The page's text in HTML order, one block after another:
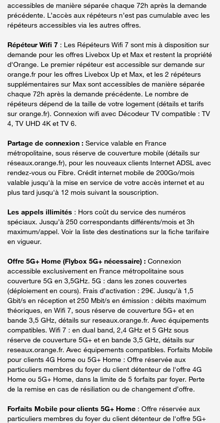
accessibles de manière séparée chaque 72h après la demande
précédente. L’accès aux répéteurs n’est pas cumulable avec les
répéteurs accessibles via les autres offres.
Répéteur Wifi 7 : Les Répéteurs Wifi 7 sont mis à disposition sur
demande pour les offres Livebox Up et Max et restent la propriété
d'Orange. Le premier répéteur est accessible sur demande sur
orange.fr pour les offres Livebox Up et Max, et les 2 répéteurs
supplémentaires sur Max sont accessibles de manière séparée
chaque 72h après la demande précédente. Le nombre de
répéteurs dépend de la taille de votre logement (détails et tarifs
sur orange.fr). Connexion wifi avec Décodeur TV compatible : TV
4, TV UHD 4K et TV 6.
Partage de connexion : Service valable en France
métropolitaine, sous réserve de couverture mobile (détails sur
réseaux.orange.fr), pour les nouveaux clients Internet ADSL avec
rendez-vous ou Fibre. Crédit internet mobile de 200Go/mois
valable jusqu'à la mise en service de votre accès internet et au
plus tard jusqu'à 12 mois suivant la souscription.
Les appels illimités : Hors coût du service des numéros
spéciaux. Jusqu’à 250 correspondants différents/mois et 3h
maximum/appel. Voir la liste des destinations sur la fiche tarifaire
en vigueur.
Offre 5G+ Home (Flybox 5G+ nécessaire) : Connexion
accessible exclusivement en France métropolitaine sous
couverture 5G en 3,5GHz. 5G : dans les zones couvertes
(déploiement en cours). Frais d’activation : 29€. Jusqu’à 1,5
Gbit/s en réception et 250 Mbit/s en émission : débits maximum
théoriques, en Wifi 7, sous réserve de couverture 5G+ et en
bande 3,5 GHz, détails sur reseaux.orange.fr. Avec équipements
compatibles. Wifi 7 : en dual band, 2,4 GHz et 5 GHz sous
réserve de couverture 5G+ et en bande 3,5 GHz, détails sur
reseaux.orange.fr. Avec équipements compatibles. Forfaits Mobile
pour clients 4G Home ou 5G+ Home : Offre réservée aux
particuliers membres du foyer du client détenteur de l'offre 4G
Home ou 5G+ Home, dans la limite de 5 forfaits par foyer. Perte
de la remise en cas de résiliation ou de changement d’offre.
Forfaits Mobile pour clients 5G+ Home : Offre réservée aux
particuliers membres du foyer du client détenteur de l'offre 5G+